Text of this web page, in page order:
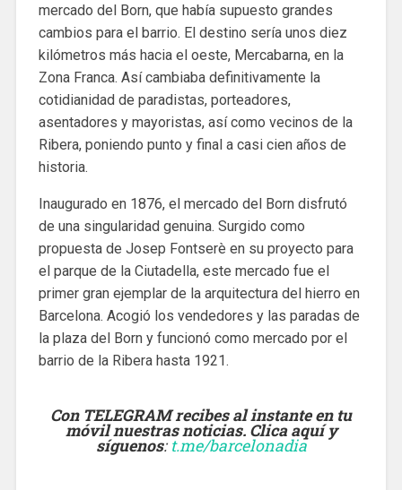
mercado del Born, que había supuesto grandes
cambios para el barrio. El destino sería unos diez
kilómetros más hacia el oeste, Mercabarna, en la
Zona Franca. Así cambiaba definitivamente la
cotidianidad de paradistas, porteadores,
asentadores y mayoristas, así como vecinos de la
Ribera, poniendo punto y final a casi cien años de
historia.
Inaugurado en 1876, el mercado del Born disfrutó
de una singularidad genuina. Surgido como
propuesta de Josep Fontserè en su proyecto para
el parque de la Ciutadella, este mercado fue el
primer gran ejemplar de la arquitectura del hierro en
Barcelona. Acogió los vendedores y las paradas de
la plaza del Born y funcionó como mercado por el
barrio de la Ribera hasta 1921.
Con TELEGRAM recibes al instante en tu
móvil nuestras noticias. Clica aquí y
síguenos: t.me/barcelonadia